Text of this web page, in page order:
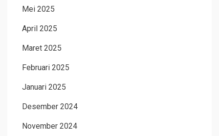
Mei 2025
April 2025
Maret 2025
Februari 2025
Januari 2025
Desember 2024
November 2024